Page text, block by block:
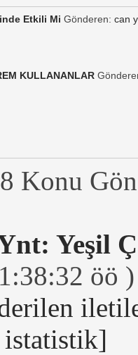
Etkili Mi Gönderen:can
KULLANANLAR
Konu
Yeşil
öö )
istatistik]